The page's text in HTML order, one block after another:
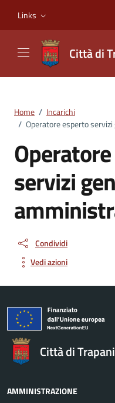
Links
Città di
Home / Incarichi
/ Operatore esperto
servizi
Condividi
Vedi azioni
Città di Trapani
AMMINISTRAZIONE